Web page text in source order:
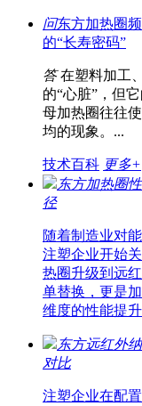
问东方加热圈
的“长寿密码”
答在塑料加工
的“心脏”，但
母加热圈往往
均的现象。...
技术百科 更多+
东方加热圈
径
随着制造业对
注塑企业开始
热圈升级到远
单替换，更是
维度的性能提
东方远红外
对比
注塑企业在配